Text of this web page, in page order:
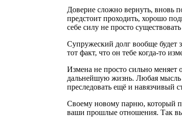
Доверие сложно вернуть, вновь
предстоит проходить, хорошо
себе силу не просто
Супружеский долг вообще будет
тот факт, что он тебе когда-то
Измена не просто сильно меняет
дальнейшую жизнь. Любая мысль
преследовать ещё и навязчивый
Своему новому парню, который
ваши прошлые отношения. Так вы